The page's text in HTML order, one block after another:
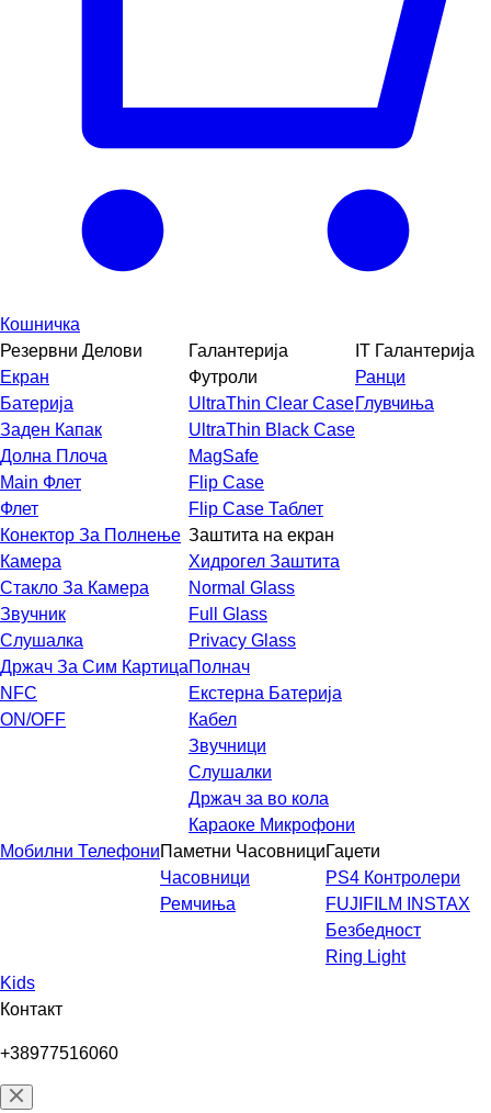
Кошничка
Резервни Делови
Екран
Батерија
Заден Капак
Долна Плоча
Main Флет
Флет
Конектор За Полнење
Камера
Стакло За Камера
Звучник
Слушалка
Држач За Сим Картица
NFC
ON/OFF
Галантерија
Футроли
UltraThin Clear Case
UltraThin Black Case
MagSafe
Flip Case
Flip Case Таблет
Заштита на екран
Хидрогел Заштита
Normal Glass
Full Glass
Privacy Glass
Полнач
Екстерна Батерија
Кабел
Звучници
Слушалки
Држач за во кола
Караоке Микрофони
IT Галантерија
Ранци
Глувчиња
Мобилни ТелефониПаметни Часовници
Часовници
Ремчиња
Гаџети
PS4 Контролери
FUJIFILM INSTAX
Безбедност
Ring Light
Kids
Контакт
+38977516060